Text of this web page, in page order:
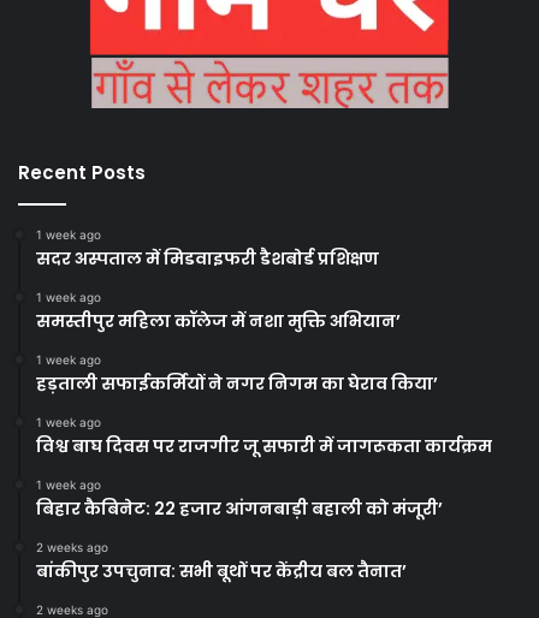
Recent Posts
1 week ago
सदर अस्पताल में मिडवाइफरी डैशबोर्ड प्रशिक्षण
1 week ago
समस्तीपुर महिला कॉलेज में नशा मुक्ति अभियान’
1 week ago
हड़ताली सफाईकर्मियों ने नगर निगम का घेराव किया’
1 week ago
विश्व बाघ दिवस पर राजगीर जू सफारी में जागरूकता कार्यक्रम
1 week ago
बिहार कैबिनेट: 22 हजार आंगनबाड़ी बहाली को मंजूरी’
2 weeks ago
बांकीपुर उपचुनाव: सभी बूथों पर केंद्रीय बल तैनात’
2 weeks ago